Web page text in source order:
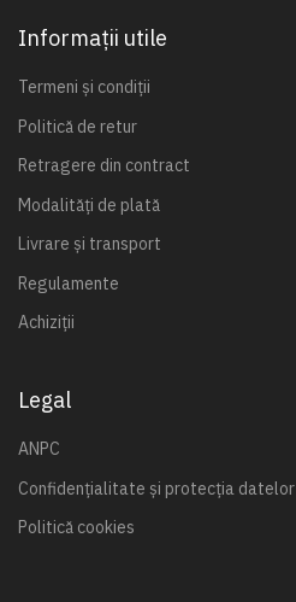
Informații utile
Termeni și condiții
Politică de retur
Retragere din contract
Modalități de plată
Livrare și transport
Regulamente
Achiziții
Legal
ANPC
Confidențialitate și protecția datelor
Politică cookies